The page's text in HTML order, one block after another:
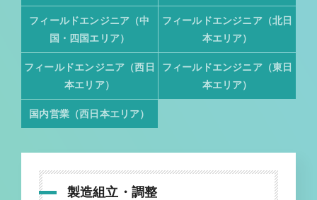
フィールドエンジニア（中
国・四国エリア）
フィールドエンジニア（北日
本エリア）
フィールドエンジニア（西日
本エリア）
フィールドエンジニア（東日
本エリア）
国内営業（西日本エリア）
製造組立・調整